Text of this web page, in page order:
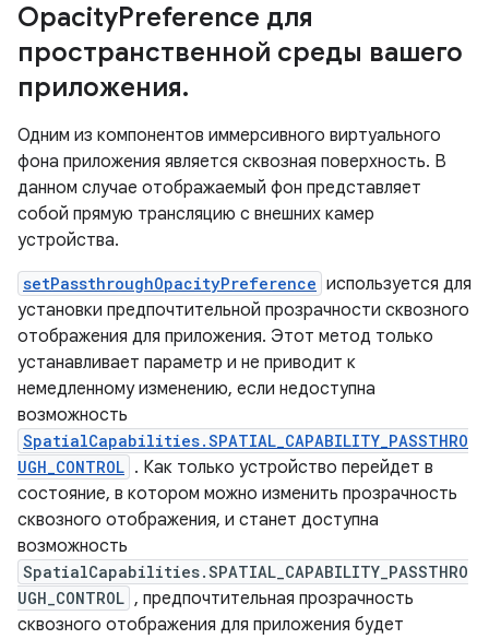
OpacityPreference для
пространственной среды вашего
приложения.
Одним из компонентов иммерсивного виртуального
фона приложения является сквозная поверхность. В
данном случае отображаемый фон представляет
собой прямую трансляцию с внешних камер
устройства.
setPassthroughOpacityPreference используется для
установки предпочтительной прозрачности сквозного
отображения для приложения. Этот метод только
устанавливает параметр и не приводит к
немедленному изменению, если недоступна
возможность
SpatialCapabilities.SPATIAL_CAPABILITY_PASSTHRO
UGH_CONTROL . Как только устройство перейдет в
состояние, в котором можно изменить прозрачность
сквозного отображения, и станет доступна
возможность
SpatialCapabilities.SPATIAL_CAPABILITY_PASSTHRO
UGH_CONTROL , предпочтительная прозрачность
сквозного отображения для приложения будет